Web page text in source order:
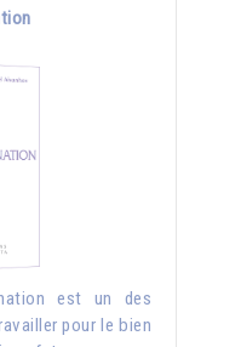
est un des
pour le bien